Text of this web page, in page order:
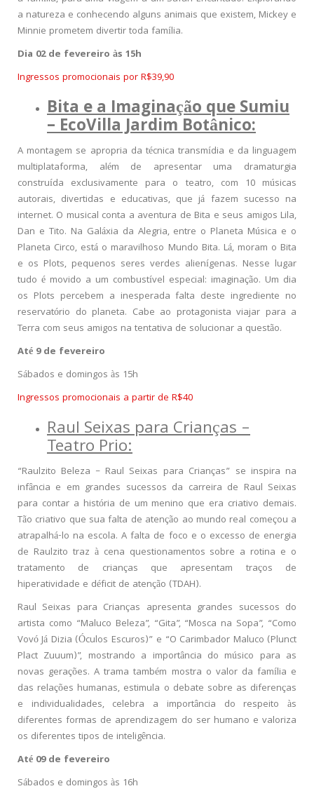
a natureza e conhecendo alguns animais que existem, Mickey e
Minnie prometem divertir toda família.
Dia 02 de fevereiro às 15h
Ingressos promocionais por R$39,90
Bita e a Imaginação que Sumiu
–EcoVilla Jardim Botânico:
A montagem se apropria da técnica transmídia e da linguagem
multiplataforma, além de apresentar uma dramaturgia
construída exclusivamente para o teatro, com 10 músicas
autorais, divertidas e educativas, que já fazem sucesso na
internet. O musical conta a aventura de Bita e seus amigos Lila,
Dan e Tito. Na Galáxia da Alegria, entre o Planeta Música e o
Planeta Circo, está o maravilhoso Mundo Bita. Lá, moram o Bita
e os Plots, pequenos seres verdes alienígenas. Nesse lugar
tudo é movido a um combustível especial: imaginação. Um dia
os Plots percebem a inesperada falta deste ingrediente no
reservatório do planeta. Cabe ao protagonista viajar para a
Terra com seus amigos na tentativa de solucionar a questão.
Até 9 de fevereiro
Sábados e domingos às 15h
Ingressos promocionais a partir de R$40
Raul Seixas para Crianças –
Teatro Prio:
“Raulzito Beleza – Raul Seixas para Crianças” se inspira na
infância e em grandes sucessos da carreira de Raul Seixas
para contar a história de um menino que era criativo demais.
Tão criativo que sua falta de atenção ao mundo real começou a
atrapalhá-lo na escola. A falta de foco e o excesso de energia
de Raulzito traz à cena questionamentos sobre a rotina e o
tratamento de crianças que apresentam traços de
hiperatividade e déficit de atenção (TDAH).
Raul Seixas para Crianças apresenta grandes sucessos do
artista como “Maluco Beleza”, “Gita”, “Mosca na Sopa”, “Como
Vovó Já Dizia (Óculos Escuros)” e “O Carimbador Maluco (Plunct
Plact Zuuum)”, mostrando a importância do músico para as
novas gerações. A trama também mostra o valor da família e
das relações humanas, estimula o debate sobre as diferenças
e individualidades, celebra a importância do respeito às
diferentes formas de aprendizagem do ser humano e valoriza
os diferentes tipos de inteligência.
Até 09 de fevereiro
Sábados e domingos às 16h